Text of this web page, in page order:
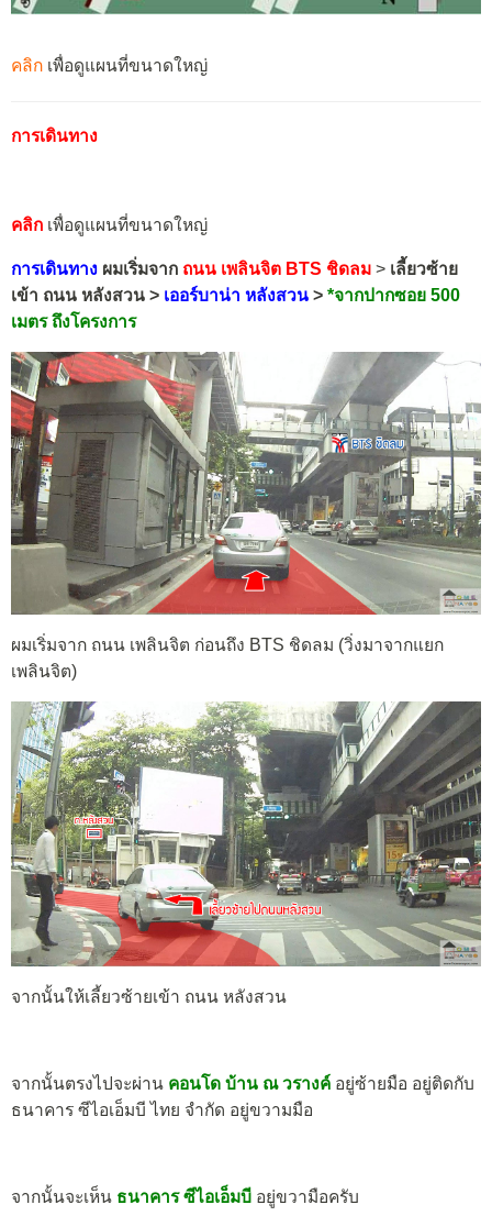
คลิก เพื่อดูแผนที่ขนาดใหญ่
การเดินทาง
คลิก เพื่อดูแผนที่ขนาดใหญ่
การเดินทาง ผมเริ่มจาก ถนน เพลินจิต BTS ชิดลม > เลี้ยวซ้าย
เข้า ถนน หลังสวน > เออร์บาน่า หลังสวน > *จากปากซอย 500
เมตร ถึงโครงการ
ผมเริ่มจาก ถนน เพลินจิต ก่อนถึง BTS ชิดลม (วิ่งมาจากแยก
เพลินจิต)
จากนั้นให้เลี้ยวซ้ายเข้า ถนน หลังสวน
จากนั้นตรงไปจะผ่าน คอนโด บ้าน ณ วรางค์ อยู่ซ้ายมือ อยู่ติดกับ
ธนาคาร ซีไอเอ็มบี ไทย จำกัด อยู่ขวามมือ
จากนั้นจะเห็น ธนาคาร ซีไอเอ็มบี อยู่ขวามือครับ